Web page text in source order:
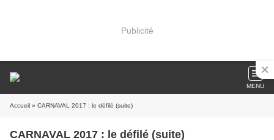
Publicité
MENU
Accueil » CARNAVAL 2017 : le défilé (suite)
CARNAVAL 2017 : le défilé (suite)